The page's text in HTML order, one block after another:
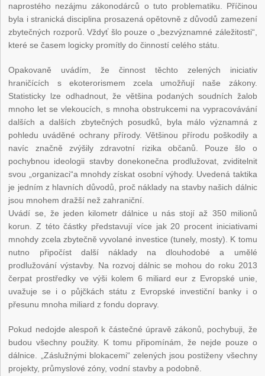
naprostého nezájmu zákonodárců o tuto problematiku. Příčinou
byla i stranická disciplina prosazená opětovně z důvodů zamezení
zbytečných rozporů. Vždyť šlo pouze o „bezvýznamné záležitosti“,
které se časem logicky promítly do činností celého státu.
Opakovaně uvádím, že činnost těchto zelených iniciativ
hraničících s ekoterorismem zcela umožňují naše zákony.
Statisticky lze odhadnout, že většina podaných soudních žalob
mnoho let se vlekoucích, s mnoha obstrukcemi na vypracovávání
dalších a dalších zbytečných posudků, byla málo významná z
pohledu uváděné ochrany přírody. Většinou přírodu poškodily a
navíc značně zvýšily zdravotní rizika občanů. Pouze šlo o
pochybnou ideologii stavby donekonečna prodlužovat, zviditelnit
svou „organizaci“a mnohdy získat osobní výhody. Uvedená taktika
je jedním z hlavních důvodů, proč náklady na stavby našich dálnic
jsou mnohem dražší než zahraniční.
Uvádí se, že jeden kilometr dálnice u nás stojí až 350 milionů
korun. Z této částky představují více jak 20 procent iniciativami
mnohdy zcela zbytečně vyvolané investice (tunely, mosty). K tomu
nutno připočíst další náklady na dlouhodobé a umělé
prodlužování výstavby. Na rozvoj dálnic se mohou do roku 2013
čerpat prostředky ve výši kolem 6 miliard eur z Evropské unie,
uvažuje se i o půjčkách státu z Evropské investiční banky i o
přesunu mnoha miliard z fondu dopravy.
Pokud nedojde alespoň k částečné úpravě zákonů, pochybuji, že
budou všechny použity. K tomu připomínám, že nejde pouze o
dálnice. „Záslužnými blokacemi“ zelených jsou postiženy všechny
projekty, průmyslové zóny, vodní stavby a podobně.